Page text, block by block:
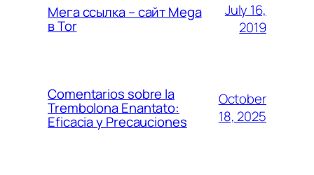
Мега ссылка – сайт Mega
в Tor
July 16,
2019
Comentarios sobre la
Trembolona Enantato:
Eficacia y Precauciones
October
18, 2025